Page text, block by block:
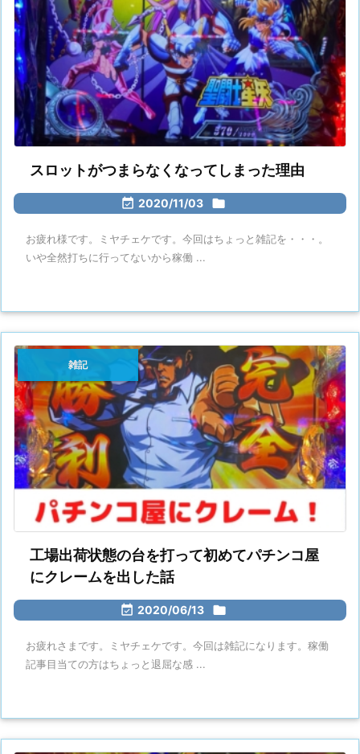
スロットがつまらなくなってしまった理由
 2020/11/03 
お疲れ様です。ミヤチェケです。今回はちょっと雑記を・・・。
いや全然打ちに行ってないから稼働 ...
工場出荷状態の台を打って初めてパチンコ屋
にクレームを出した話
 2020/06/13 
雑記
お疲れさまです。ミヤチェケです。今回は雑記になります。稼働
記事目当ての方はちょっと退屈な感 ...